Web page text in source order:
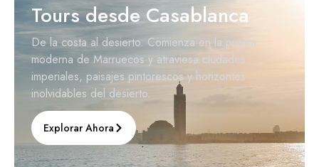
Tours desde Casablanca
De la costa al desierto. Comienza en la puerta
moderna de Marruecos y atraviesa ciudades
imperiales, paisajes pintorescos y horizontes
inolvidables del desierto.
Explorar Ahora